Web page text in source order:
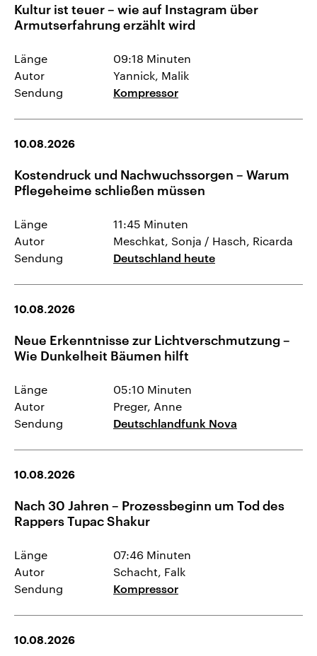
Kultur ist teuer – wie auf Instagram über
Armutserfahrung erzählt wird
Länge
09:18 Minuten
Autor
Yannick, Malik
Sendung
Kompressor
10.08.2026
Kostendruck und Nachwuchssorgen – Warum
Pflegeheime schließen müssen
Länge
11:45 Minuten
Autor
Meschkat, Sonja / Hasch, Ricarda
Sendung
Deutschland heute
10.08.2026
Neue Erkenntnisse zur Lichtverschmutzung –
Wie Dunkelheit Bäumen hilft
Länge
05:10 Minuten
Autor
Preger, Anne
Sendung
Deutschlandfunk Nova
10.08.2026
Nach 30 Jahren – Prozessbeginn um Tod des
Rappers Tupac Shakur
Länge
07:46 Minuten
Autor
Schacht, Falk
Sendung
Kompressor
10.08.2026